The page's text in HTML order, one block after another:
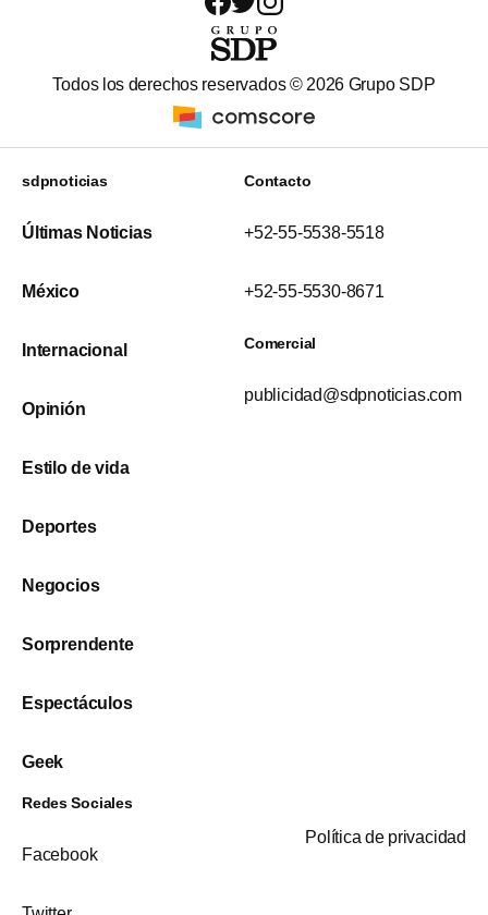
Todos los derechos reservados © 2026 Grupo SDP
sdpnoticias
Últimas Noticias
México
Internacional
Opinión
Estilo de vida
Deportes
Negocios
Sorprendente
Espectáculos
Geek
Contacto
+52-55-5538-5518
+52-55-5530-8671
Comercial
publicidad@sdpnoticias.com
Redes Sociales
Facebook
Política de privacidad